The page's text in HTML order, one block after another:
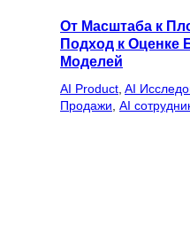
От Масштаба к
Подход к
Моделей
AI Product AI
Продажи AI